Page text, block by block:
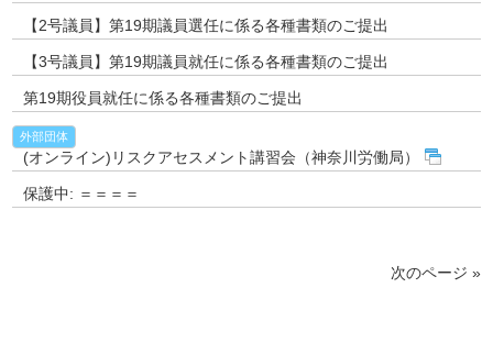
【2号議員】第19期議員選任に係る各種書類のご提出
【3号議員】第19期議員就任に係る各種書類のご提出
第19期役員就任に係る各種書類のご提出
外部団体
(オンライン)リスクアセスメント講習会（神奈川労働局）
保護中: ＝＝＝＝
次のページ »